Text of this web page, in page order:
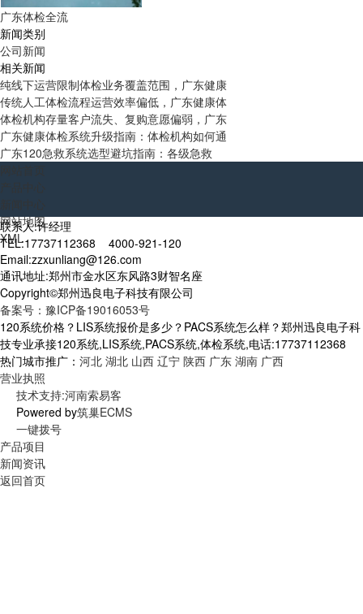
广东体检全流
新闻类别
公司新闻
相关新闻
纯线下运营限制体检业务覆盖范围，广东健康
传统人工体检流程运营效率偏低，广东健康体
体检机构存量客户流失、复购意愿偏弱，广东
广东健康体检系统升级指南：体检机构如何通
广东120急救系统选型避坑指南：各级急救
网站地图
XML
联系人:许经理
TEL:17737112368 4000-921-120
Email:zzxunliang@126.com
通讯地址:郑州市金水区东风路3财智名座
Copyright©郑州迅良电子科技有限公司
备案号：豫ICP备19016053号
120系统价格？LIS系统报价是多少？PACS系统怎么样？郑州迅良电子科
技专业承接120系统,LIS系统,PACS系统,体检系统,电话:17737112368
热门城市推广： 河北 湖北 山西 辽宁 陕西 广东 湖南 广西
营业执照
技术支持:河南索易客
Powered by筑巢ECMS
一键拨号
产品项目
新闻资讯
返回首页